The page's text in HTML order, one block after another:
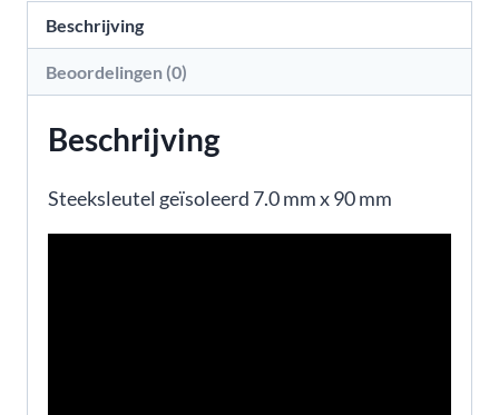
Beschrijving
Beoordelingen (0)
Beschrijving
Steeksleutel geïsoleerd 7.0 mm x 90 mm